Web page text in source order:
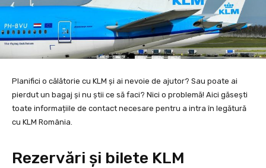
Planifici o călătorie cu KLM și ai nevoie de ajutor? Sau poate ai
pierdut un bagaj și nu știi ce să faci? Nici o problemă! Aici găsești
toate informațiile de contact necesare pentru a intra în legătură
cu KLM România.
Rezervări și bilete KLM